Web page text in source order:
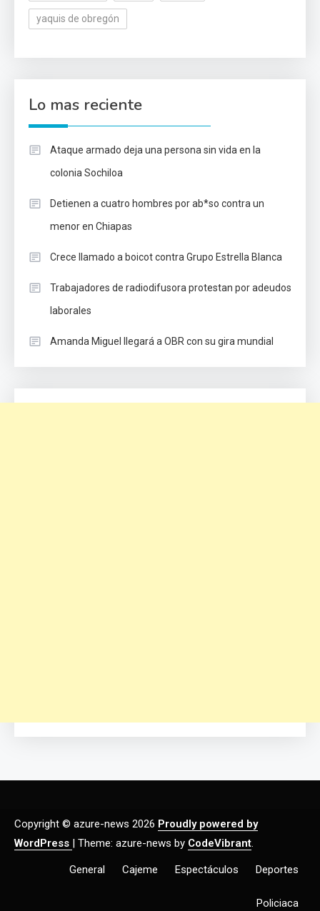
yaquis de obregón
Lo mas reciente
Ataque armado deja una persona sin vida en la
colonia Sochiloa
Detienen a cuatro hombres por ab*so contra un
menor en Chiapas
Crece llamado a boicot contra Grupo Estrella Blanca
Trabajadores de radiodifusora protestan por adeudos
laborales
Amanda Miguel llegará a OBR con su gira mundial
Copyright © azure-news 2026 Proudly powered by
WordPress | Theme: azure-news by CodeVibrant.
General Cajeme Espectáculos Deportes
Policiaca